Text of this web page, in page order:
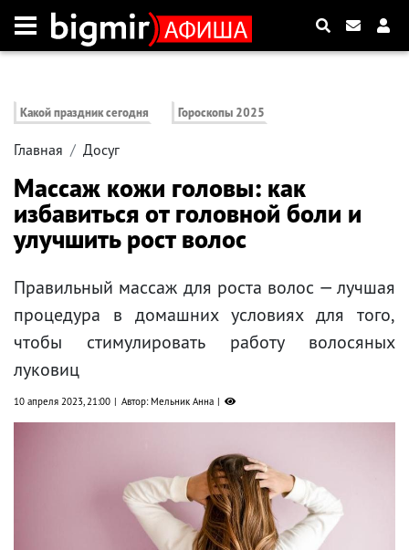
Какой праздник сегодня Гороскопы 2025
Главная Досуг
Массаж кожи головы: как
избавиться от головной боли и
улучшить рост волос
Правильный массаж для роста волос — лучшая
процедура в домашних условиях для того,
чтобы стимулировать работу волосяных
луковиц
10 апреля 2023, 21:00 Автор: Мельник Анна